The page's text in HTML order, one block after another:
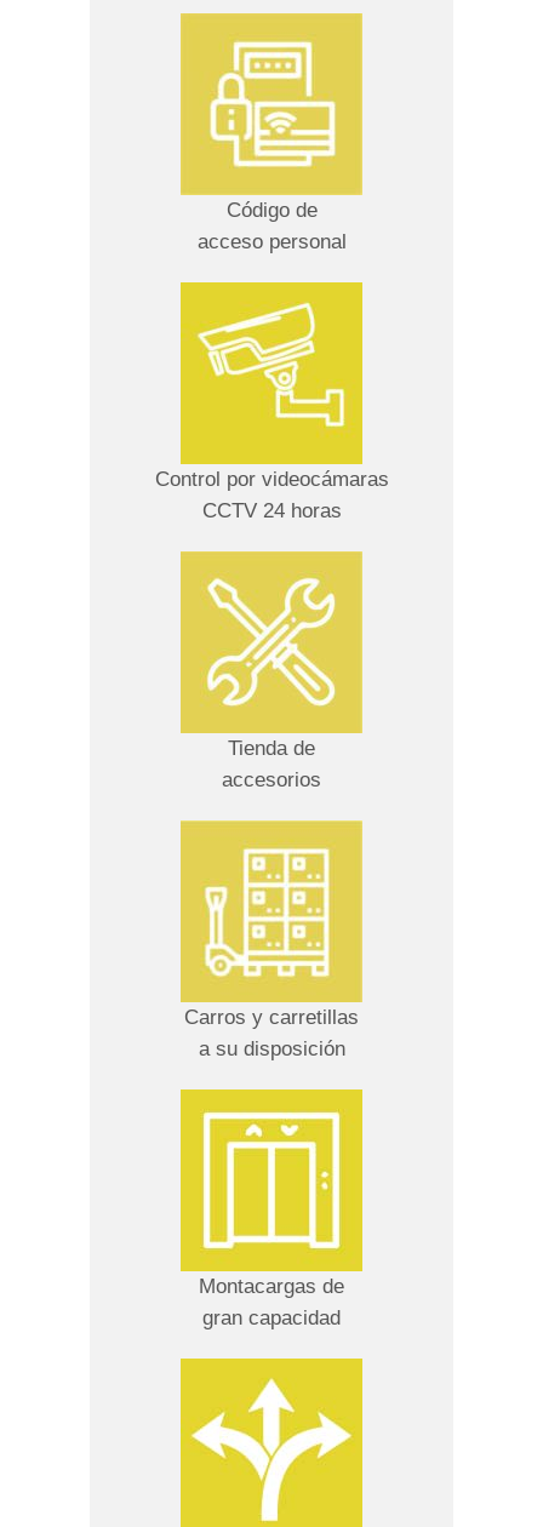
Código de
acceso personal
Control por videocámaras
CCTV 24 horas
Tienda de
accesorios
Carros y carretillas
a su disposición
Montacargas de
gran capacidad